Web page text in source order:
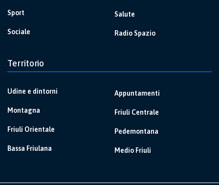
Sport
Sociale
Salute
Radio Spazio
Territorio
Udine e dintorni
Montagna
Friuli Orientale
Bassa Friulana
Appuntamenti
Friuli Centrale
Pedemontana
Medio Friuli